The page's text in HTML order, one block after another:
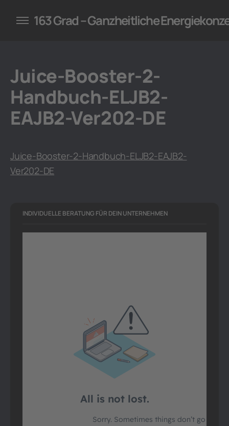
für Unternehmen
163 Grad – Ganzheitliche
Juice-Booster-2-
Handbuch-ELJB2-
EAJB2-Ver202-DE
Juice-Booster-2-Handbuch-ELJB2-EAJB2-
Ver202-DE
INDIVIDUELLE BERATUNG FÜR DEIN UNTERNEHMEN